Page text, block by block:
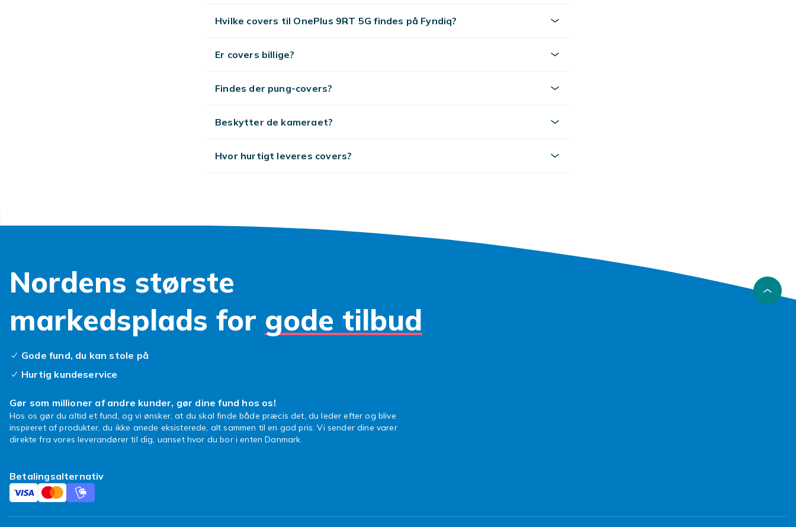
Hvilke covers til OnePlus 9RT 5G findes på Fyndiq?
Er covers billige?
Findes der pung-covers?
Beskytter de kameraet?
Hvor hurtigt leveres covers?
Nordens største
markedsplads for gode tilbud
Gode fund, du kan stole på
Hurtig kundeservice
Gør som millioner af andre kunder, gør dine fund hos os!
Hos os gør du altid et fund, og vi ønsker, at du skal finde både præcis det, du leder efter og blive
inspireret af produkter, du ikke anede eksisterede, alt sammen til en god pris. Vi sender dine varer
direkte fra vores leverandører til dig, uanset hvor du bor i enten Danmark.
Betalingsalternativ